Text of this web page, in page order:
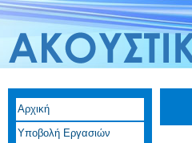
Αρχική
Υποβολή Εργασιών